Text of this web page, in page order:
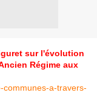
sur l'évolution
Régime aux
communes-a-travers-